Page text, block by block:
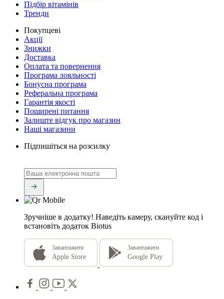
Підбір вітамінів
Тренди
Покупцеві
Акції
Знижки
Доставка
Оплата та повернення
Програма лояльності
Бонусна програма
Реферальна програма
Гарантія якості
Поширені питання
Залиште відгук про магазин
Наші магазини
Підпишіться на розсилку
Зручніше в додатку! Наведіть камеру, скануйте код і
встановіть додаток Biotus
Завантажити
Apple Store
Завантажити
Google Play